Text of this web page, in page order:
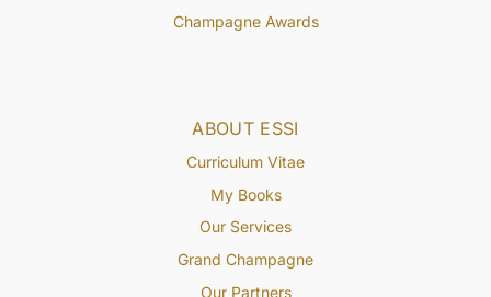
ABOUT ESSI
Curriculum Vitae
My Books
Our Services
Grand Champagne
Our Partners
Champagne Awards